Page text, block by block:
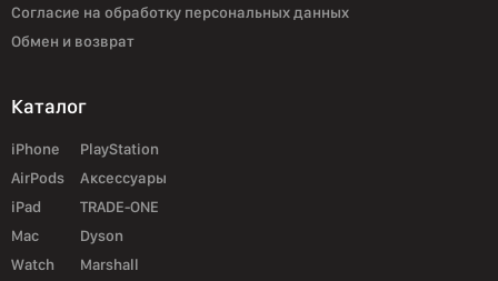
Согласие на обработку персональных данных
Обмен и возврат
Каталог
iPhone
AirPods
iPad
Mac
Watch
PlayStation
Аксессуары
TRADE-ONE
Dyson
Marshall